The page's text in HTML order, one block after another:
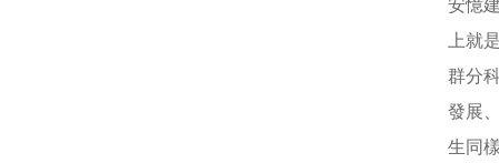
安憶
上就
群分
發展
生同